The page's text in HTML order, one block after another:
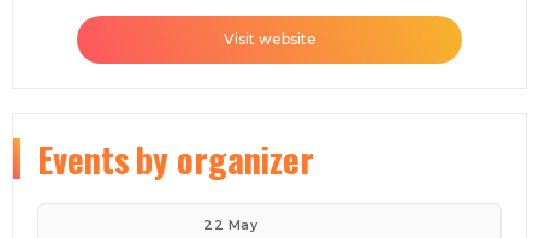
Visit website
Eventsby organizer
22 May